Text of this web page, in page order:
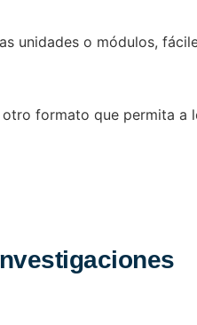
unidades o módulos,
formato que permita